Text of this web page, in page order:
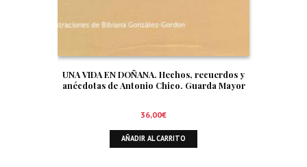
UNA VIDA EN DOÑANA. Hechos, recuerdos y
anécdotas de Antonio Chico. Guarda Mayor
36,00€
AÑADIR AL CARRITO